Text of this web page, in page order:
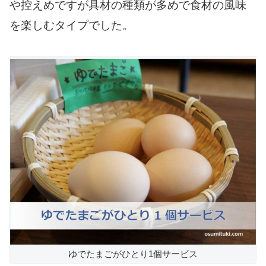
や控えめですが具材の種類が多めで食材の風味
を楽しむタイプでした。
ゆでたまごがひとり1個サービス